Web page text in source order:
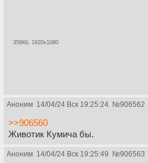
358Кб, 1920x1080
Аноним 14/04/24 Вск 19:25:24 №906562
>>906560
Животик Кумича бы.
Аноним 14/04/24 Вск 19:25:49 №906563